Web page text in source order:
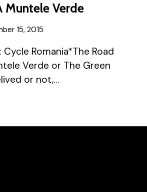
Muntele Verde
15, 2015
Romania*The Road
Verde or The Green
or not,…